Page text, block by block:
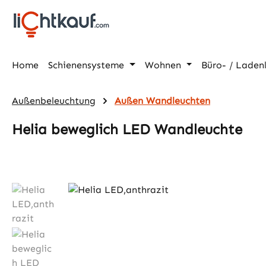
Hauptinhalt springen
Zur Suche springen
Zur Hauptnavigation springen
Home Schienensysteme Wohnen Büro- /
Außenbeleuchtung Außen Wandleuchten
Helia beweglich LED Wandleuchte
Bildergalerie überspringen